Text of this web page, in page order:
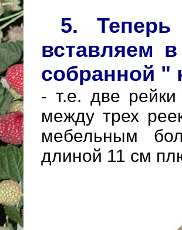
5.
вставляем
собранной "
- т.е. две
между трех
мебельным
длиной 11 см